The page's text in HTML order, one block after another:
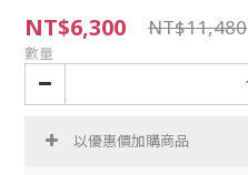
NT$6,300 NT$11,480
數量
以優惠價加購商品